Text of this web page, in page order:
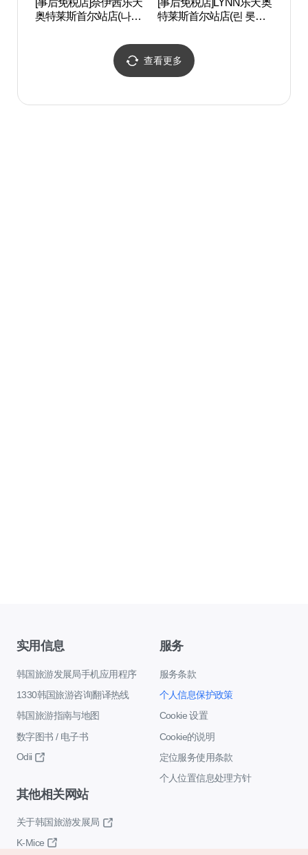
[事后免税店]奈伊茜乐天
奥特莱斯首尔站店(나이
[事后免税店]LYNN乐天奥
特莱斯首尔站店(린 롯데
查看更多
实用信息
韩国旅游发展局手机应用程序
1330韩国旅游咨询翻译热线
韩国旅游指南与地图
数字图书 / 电子书
Odii
服务
服务条款
个人信息保护政策
Cookie 设置
Cookie的说明
定位服务使用条款
个人位置信息处理方针
其他相关网站
关于韩国旅游发展局
K-Mice